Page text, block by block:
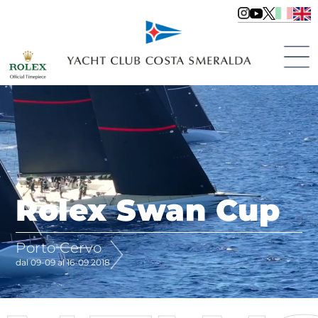
Rolex Swan Cup
Porto Cervo
dal 09-09 al 16-09 2018